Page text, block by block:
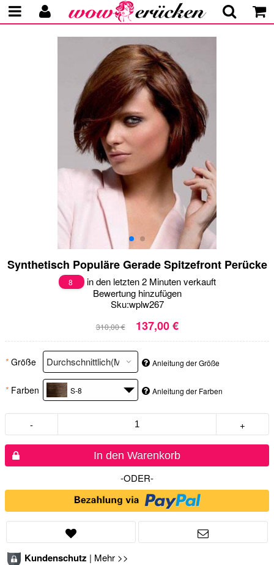
Synthetisch Populäre Gerade Spitzefront Perücke
8
in den letzten 2 Minuten verkauft
Bewertung hinzufügen
Sku:wplw267
310,00 € 137,00 €
* Größe Anleitung der Größe
* Farben S-8 Anleitung der Farben
- +
In den Warenkorb
-ODER-
Kundenschutz | Mehr >>